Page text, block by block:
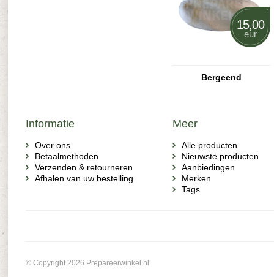
15,00
eur
Bergeend
Informatie
Over ons
Betaalmethoden
Verzenden & retourneren
Afhalen van uw bestelling
Meer
Alle producten
Nieuwste producten
Aanbiedingen
Merken
Tags
© Copyright 2026 Prepareerwinkel.nl